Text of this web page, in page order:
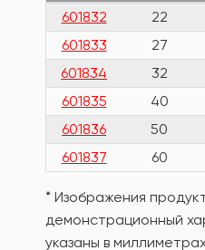
601832 22
601833
27
601834
32
601835
40
601836
50
601837
60
* Изображения
демонстрационный
указаны в